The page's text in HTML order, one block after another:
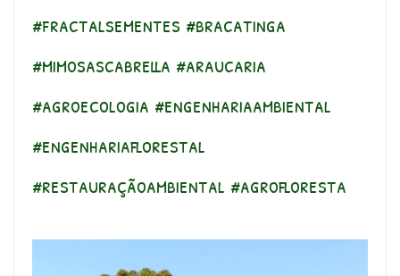
#fractalsementes #bracatinga
#mimosascabrella #araucaria
#agroecologia #engenhariaambiental
#engenhariaflorestal
#restauraçãoambiental #agrofloresta